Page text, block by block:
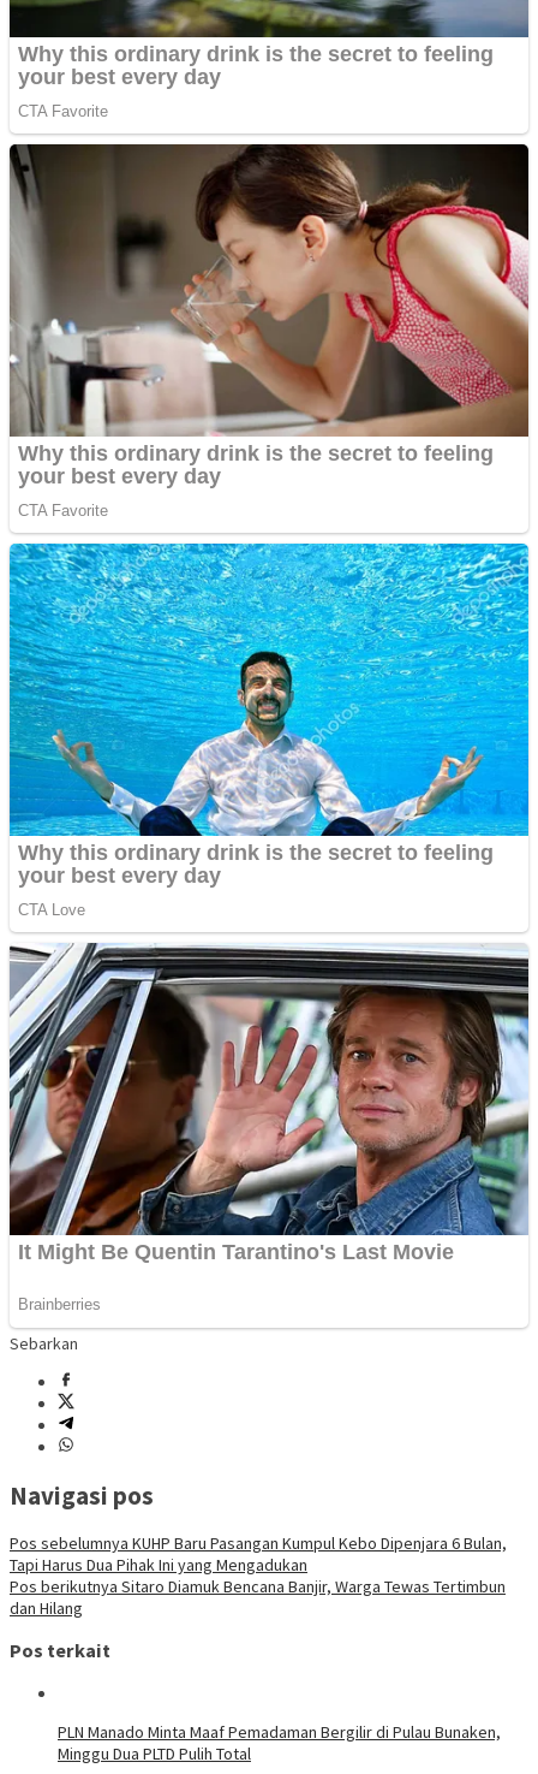
Sebarkan
Navigasi pos
Pos sebelumnya KUHP Baru Pasangan Kumpul Kebo Dipenjara 6 Bulan,
Tapi Harus Dua Pihak Ini yang Mengadukan
Pos berikutnya Sitaro Diamuk Bencana Banjir, Warga Tewas Tertimbun
dan Hilang
Pos terkait
PLN Manado Minta Maaf Pemadaman Bergilir di Pulau Bunaken,
Minggu Dua PLTD Pulih Total